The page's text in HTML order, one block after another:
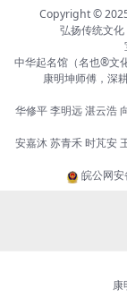
Copyright ©
弘扬传统文
中华起名馆（名也®文
康明坤师傅，深
华修平 李明远 湛云浩
安嘉沐 苏青禾 时芃安
皖公网
康